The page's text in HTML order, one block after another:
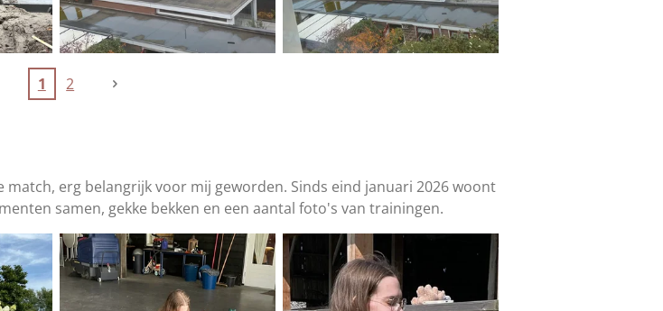
1 2
match, erg belangrijk voor mij geworden. Sinds eind januari 2026 woont
samen, gekke bekken en een aantal foto's van trainingen.